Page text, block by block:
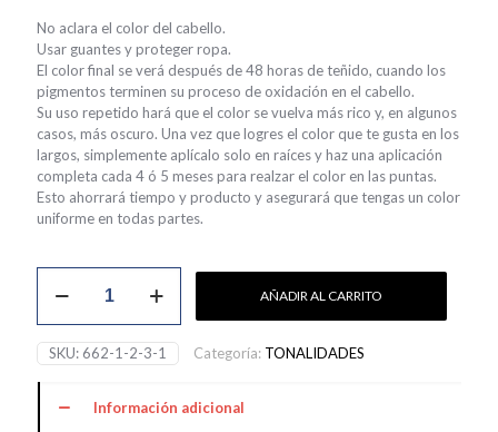
No aclara el color del cabello.
Usar guantes y proteger ropa.
El color final se verá después de 48 horas de teñido, cuando los
pigmentos terminen su proceso de oxidación en el cabello.
Su uso repetido hará que el color se vuelva más rico y, en algunos
casos, más oscuro. Una vez que logres el color que te gusta en los
largos, simplemente aplícalo solo en raíces y haz una aplicación
completa cada 4 ó 5 meses para realzar el color en las puntas.
Esto ahorrará tiempo y producto y asegurará que tengas un color
uniforme en todas partes.
Cálido
cantidad
AÑADIR AL CARRITO
SKU: 662-1-2-3-1 Categoría: TONALIDADES
Información adicional